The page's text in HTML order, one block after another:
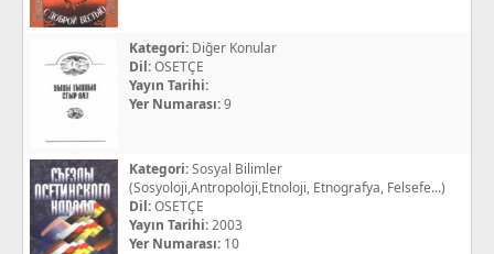
Kategori: Diğer Konular
Dil:OSETÇE
Yayın Tarihi:
Yer Numarası:9
Kategori:Sosyal Bilimler
(Sosyoloji,Antropoloji,Etnoloji, Etnografya, Felsefe...)
Dil:OSETÇE
Yayın Tarihi:2003
Yer Numarası: 10